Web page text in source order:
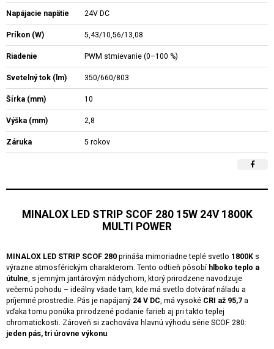
Napájacie napätie 24V DC
Príkon (W) 5,43/10,56/13,08
Riadenie PWM stmievanie (0–100 %)
Svetelný tok (lm) 350/660/803
Šírka (mm) 10
Výška (mm) 2,8
Záruka 5 rokov
MINALOX LED STRIP SCOF 280 15W 24V 1800K
MULTI POWER
MINALOX LED STRIP SCOF 280 prináša mimoriadne teplé svetlo 1800K s
výrazne atmosférickým charakterom. Tento odtieň pôsobí hlboko teplo a
útulne, s jemným jantárovým nádychom, ktorý prirodzene navodzuje
večernú pohodu – ideálny všade tam, kde má svetlo dotvárať náladu a
príjemné prostredie. Pás je napájaný 24 V DC, má vysoké CRI až 95,7 a
vďaka tomu ponúka prirodzené podanie farieb aj pri takto teplej
chromatickosti. Zároveň si zachováva hlavnú výhodu série SCOF 280:
jeden pás, tri úrovne výkonu.